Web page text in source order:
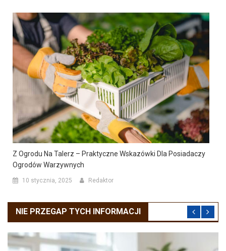
Z Ogrodu Na Talerz – Praktyczne Wskazówki Dla Posiadaczy
Ogrodów Warzywnych
10 stycznia, 2025 Redaktor
NIE PRZEGAP TYCH INFORMACJI